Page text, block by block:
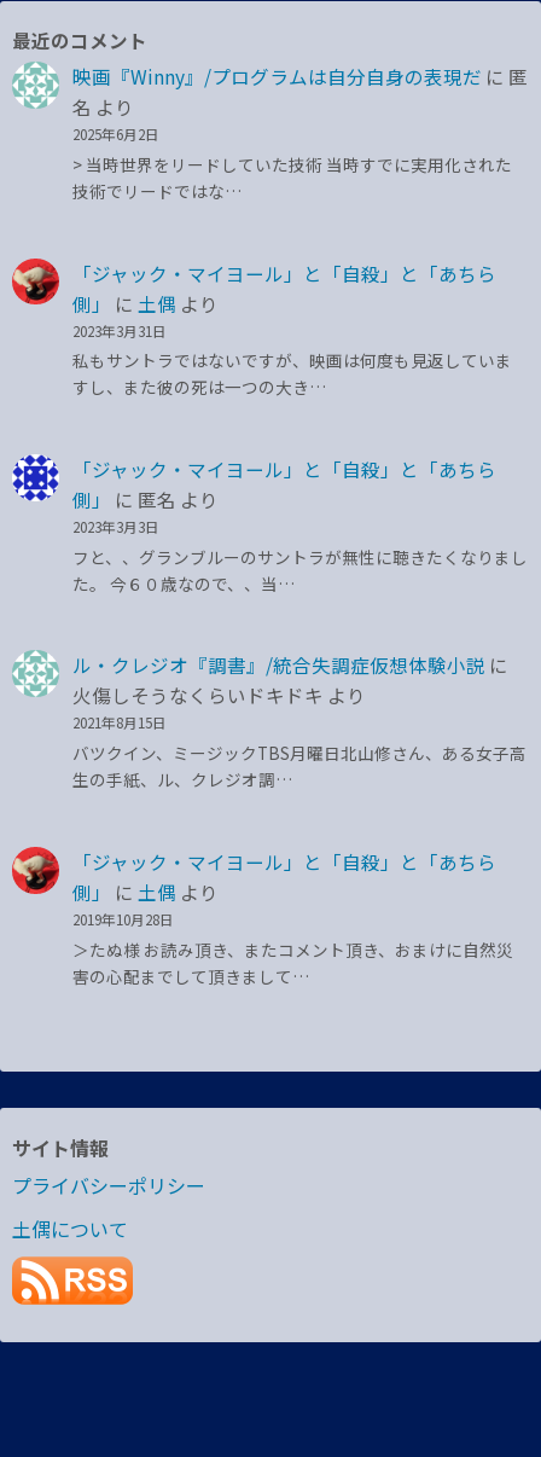
最近のコメント
映画『Winny』/プログラムは自分自身の表現だ に 匿
名 より
2025年6月2日
> 当時世界をリードしていた技術 当時すでに実用化された
技術でリードではな…
「ジャック・マイヨール」と「自殺」と「あちら
側」
に 土偶 より
2023年3月31日
私もサントラではないですが、映画は何度も見返していま
すし、また彼の死は一つの大き…
「ジャック・マイヨール」と「自殺」と「あちら
側」
に 匿名 より
2023年3月3日
フと、、グランブルーのサントラが無性に聴きたくなりまし
た。 今６０歳なので、、当…
ル・クレジオ『調書』/統合失調症仮想体験小説 に
火傷しそうなくらいドキドキ より
2021年8月15日
バツクイン、ミージックTBS月曜日北山修さん、ある女子高
生の手紙、ル、クレジオ調…
「ジャック・マイヨール」と「自殺」と「あちら
側」
に 土偶 より
2019年10月28日
＞たぬ様 お読み頂き、またコメント頂き、おまけに自然災
害の心配までして頂きまして…
サイト情報
プライバシーポリシー
土偶について